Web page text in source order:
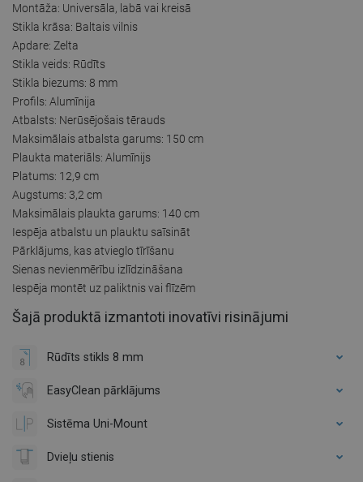
Montāža: Universāla, labā vai kreisā
Stikla krāsa: Baltais vilnis
Apdare: Zelta
Stikla veids: Rūdīts
Stikla biezums: 8 mm
Profils: Alumīnija
Atbalsts: Nerūsējošais tērauds
Maksimālais atbalsta garums: 150 cm
Plaukta materiāls: Alumīnijs
Platums: 12,9 cm
Augstums: 3,2 cm
Maksimālais plaukta garums: 140 cm
Iespēja atbalstu un plauktu saīsināt
Pārklājums, kas atvieglo tīrīšanu
Sienas nevienmērību izlīdzināšana
Iespēja montēt uz paliktnis vai flīzēm
Šajā produktā izmantoti inovatīvi risinājumi
Rūdīts stikls 8 mm
EasyClean pārklājums
Sistēma Uni-Mount
Dvieļu stienis